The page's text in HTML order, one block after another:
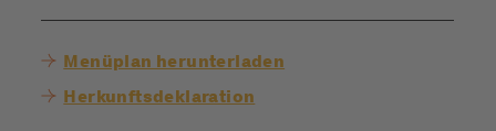
Menüplan herunterladen
Herkunftsdeklaration